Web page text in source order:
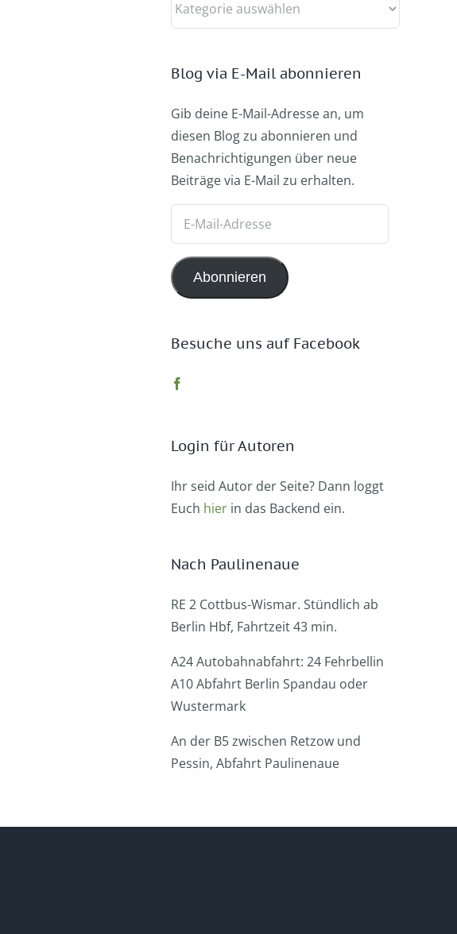
Blog via E-Mail abonnieren
Gib deine E-Mail-Adresse an, um
diesen Blog zu abonnieren und
Benachrichtigungen über neue
Beiträge via E-Mail zu erhalten.
Adresse
Abonnieren
Besuche uns auf Facebook
Login für Autoren
Ihr seid Autor der Seite? Dann loggt
Euch hier in das Backend ein.
Nach Paulinenaue
RE 2 Cottbus-Wismar. Stündlich ab
Berlin Hbf, Fahrtzeit 43 min.
A24 Autobahnabfahrt: 24 Fehrbellin
A10 Abfahrt Berlin Spandau oder
Wustermark
An der B5 zwischen Retzow und
Pessin, Abfahrt Paulinenaue